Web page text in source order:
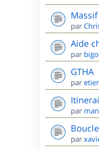
par
Aide
par
GTHA
par
par
par